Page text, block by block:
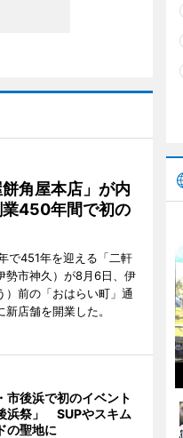
角屋本店」が内
450年間で初の
で451年を迎える「二軒
勢市神久）が8月6日、伊
）前の「おはらい町」通
店舗を開業した。
市後浜で初のイベント
浜祭」 SUPやスキム
の聖地に